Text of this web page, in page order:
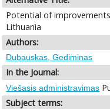
Potential of
Lithuania
Authors:
Dubauskas, Gediminas
In the Journal:
Viešasis administravimas
Subject terms: